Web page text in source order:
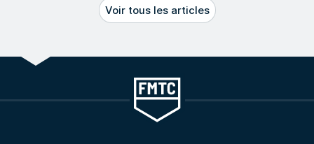
Voir tous les articles